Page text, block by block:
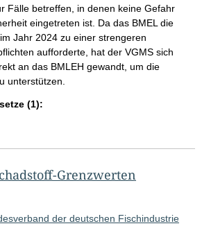
Fälle betreffen, in denen keine Gefahr
eingetreten ist. Da das BMEL die
Jahr 2024 zu einer strengeren
aufforderte, hat der VGMS sich
an das BMLEH gewandt, um die
unterstützen.
(1):
Grenzwerten
der deutschen Fischindustrie